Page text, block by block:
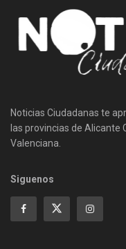
Noticias Ciudadanas te
las provincias de Alicante
Valenciana.
Siguenos